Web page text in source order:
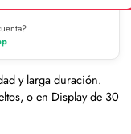
y larga duración.
o en Display de 30